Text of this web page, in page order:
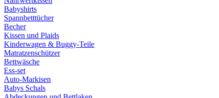
Babyshirts
Spannbetttücher
Becher
Kissen und Plaids
Kinderwagen & Buggy-Teile
Matratzenschützer
Bettwäsche
Ess-set
Auto-Markisen
Babys Schals